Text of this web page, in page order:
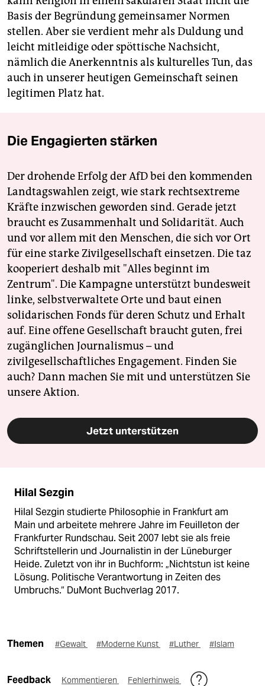
Basis der Begründung gemeinsamer Normen
stellen. Aber sie verdient mehr als Duldung und
leicht mitleidige oder spöttische Nachsicht,
nämlich die Anerkenntnis als kulturelles Tun, das
auch in unserer heutigen Gemeinschaft seinen
legitimen Platz hat.
Die Engagierten stärken
Der drohende Erfolg der AfD bei den kommenden
Landtagswahlen zeigt, wie stark rechtsextreme
Kräfte inzwischen geworden sind. Gerade jetzt
braucht es Zusammenhalt und Solidarität. Auch
und vor allem mit den Menschen, die sich vor Ort
für eine starke Zivilgesellschaft einsetzen. Die taz
kooperiert deshalb mit "Alles beginnt im
Zentrum". Die Kampagne unterstützt bundesweit
linke, selbstverwaltete Orte und baut einen
solidarischen Fonds für deren Schutz und Erhalt
auf. Eine offene Gesellschaft braucht guten, frei
zugänglichen Journalismus – und
zivilgesellschaftliches Engagement. Finden Sie
auch? Dann machen Sie mit und unterstützen Sie
unsere Aktion.
Jetzt unterstützen
Hilal Sezgin
Hilal Sezgin studierte Philosophie in Frankfurt am
Main und arbeitete mehrere Jahre im Feuilleton der
Frankfurter Rundschau. Seit 2007 lebt sie als freie
Schriftstellerin und Journalistin in der Lüneburger
Heide. Zuletzt von ihr in Buchform: „Nichtstun ist keine
Lösung. Politische Verantwortung in Zeiten des
Umbruchs.“ DuMont Buchverlag 2017.
Themen #Gewalt #Moderne Kunst #Luther #Islam
Feedback Kommentieren Fehlerhinweis